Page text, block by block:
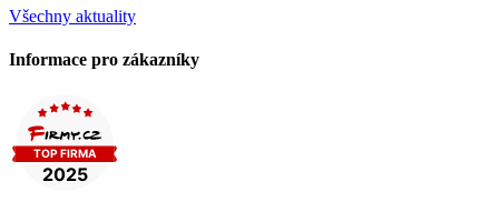
Všechny aktuality
Informace pro zákazníky